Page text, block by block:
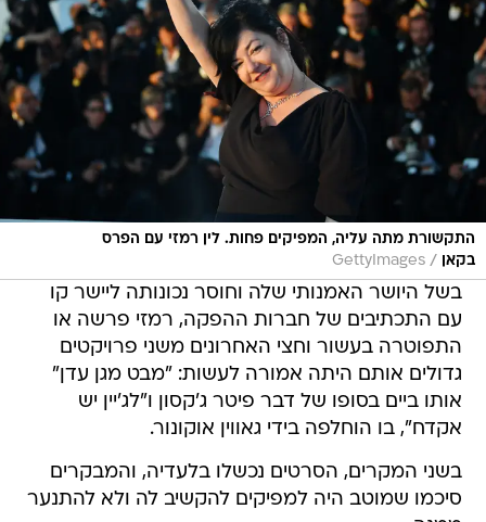
התקשורת מתה עליה, המפיקים פחות. לין רמזי עם הפרס
בקאן
/
GettyImages
בשל היושר האמנותי שלה וחוסר נכונותה ליישר קו
עם התכתיבים של חברות ההפקה, רמזי פרשה או
התפוטרה בעשור וחצי האחרונים משני פרויקטים
גדולים אותם היתה אמורה לעשות: "מבט מגן עדן"
אותו ביים בסופו של דבר פיטר ג'קסון ו"לג'יין יש
אקדח", בו הוחלפה בידי גאווין אוקונור.
בשני המקרים, הסרטים נכשלו בלעדיה, והמבקרים
סיכמו שמוטב היה למפיקים להקשיב לה ולא להתנער